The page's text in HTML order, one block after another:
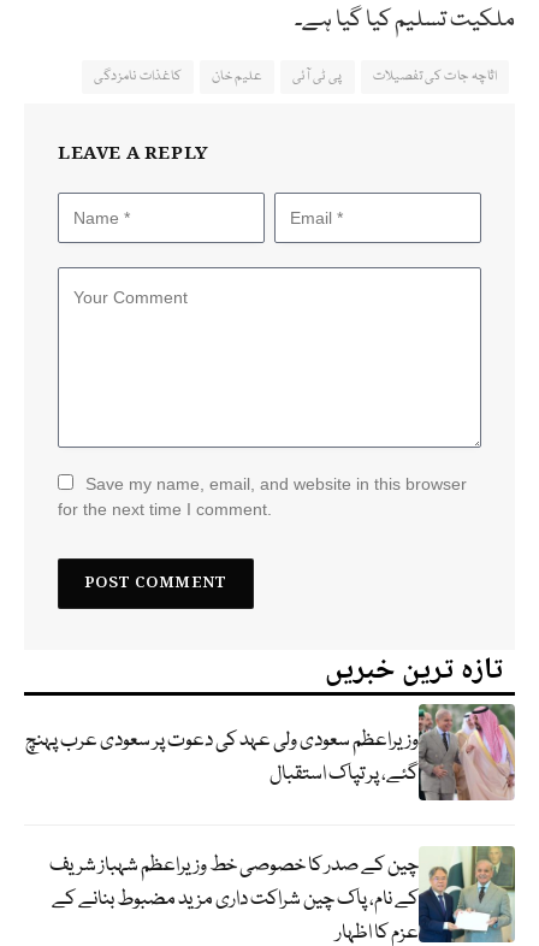
ملکیت تسلیم کیا گیا ہے۔
اثاچہ جات کی تفصیلات پی ٹی آئی علیم خان کاغذات نامزدگی
LEAVE A REPLY
Save my name, email, and website in this browser
for the next time I comment.
تازہ ترین خبریں
وزیراعظم سعودی ولی عہد کی دعوت پر سعودی عرب پہنچ
گئے، پر تپاک استقبال
چین کے صدر کا خصوصی خط وزیراعظم شہباز شریف
کے نام، پاک چین شراکت داری مزید مضبوط بنانے کے
عزم کا اظہار